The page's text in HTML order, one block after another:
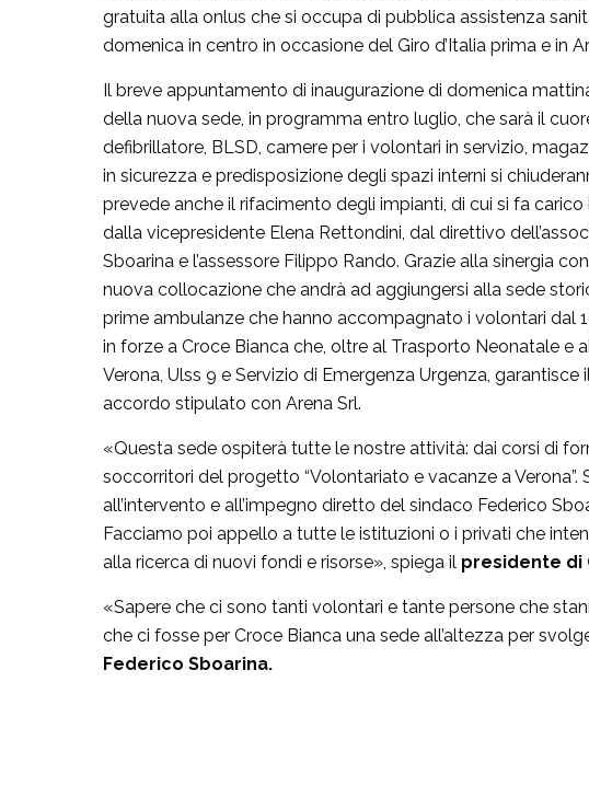
gratuita alla onlus che si occupa di pubblica assistenza
domenica in centro in occasione del Giro d’Italia prima e in
Il breve appuntamento di inaugurazione di domenica
della nuova sede, in programma entro luglio, che sarà il
defibrillatore, BLSD, camere per i volontari in servizio,
in sicurezza e predisposizione degli spazi interni si
prevede anche il rifacimento degli impianti, di cui si fa carico
dalla vicepresidente Elena Rettondini, dal direttivo
Sboarina e l’assessore Filippo Rando. Grazie alla sinergia
nuova collocazione che andrà ad aggiungersi alla sede
prime ambulanze che hanno accompagnato i volontari dal
in forze a Croce Bianca che, oltre al Trasporto Neonatale e
Verona, Ulss 9 e Servizio di Emergenza Urgenza,
accordo stipulato con Arena Srl.
«Questa sede ospiterà tutte le nostre attività: dai corsi di
soccorritori del progetto “Volontariato e vacanze a
all’intervento e all’impegno diretto del sindaco Federico
Facciamo poi appello a tutte le istituzioni o i privati che
alla ricerca di nuovi fondi e risorse», spiega il presidente di
«Sapere che ci sono tanti volontari e tante persone che
che ci fosse per Croce Bianca una sede all’altezza per
Federico Sboarina.